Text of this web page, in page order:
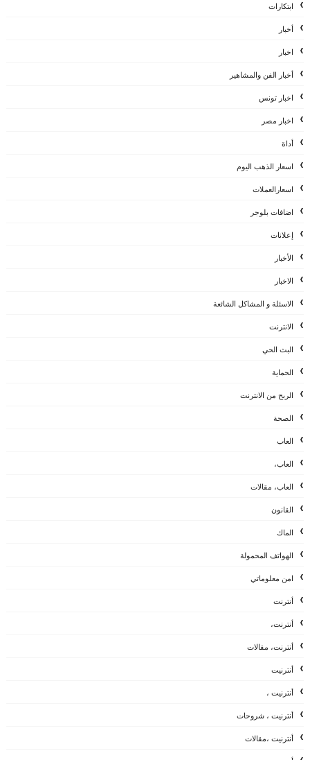
ابتكارات
أخبار
اخبار
أخبار الفن والمشاهير
اخبار تونس
اخبار مصر
أداة
اسعار الذهب اليوم
اسعارالعملات
اضافات بلوجر
إعلانات
الأخبار
الاخبار
الاسئلة و المشاكل الشائعة
الانترنت
البث الحي
الحماية
الربح من الانترنت
الصحة
العاب
العاب،
العاب، مقالات
القانون
الماك
الهواتف المحمولة
امن معلوماتي
أنترنت
أنترنت،
أنترنت، مقالات
أنترنيت
أنترنيت ،
أنترنيت ، شروحات
أنترنيت ،مقالات